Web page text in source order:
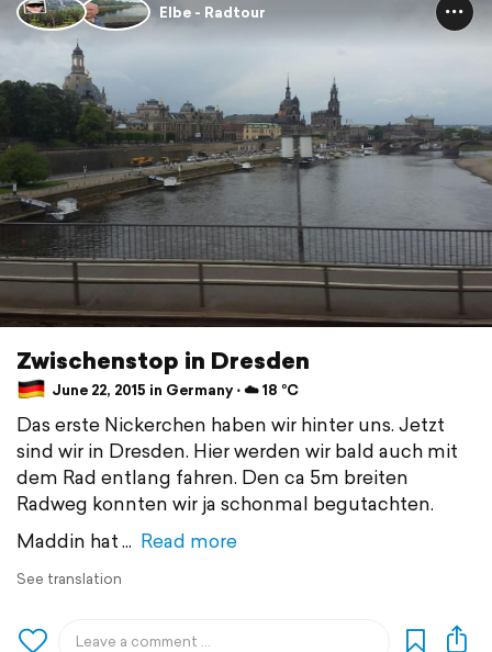
Elbe - Radtour
Zwischenstop in Dresden
June 22, 2015 in Germany ⋅ ☁️ 18 °C
Das erste Nickerchen haben wir hinter uns. Jetzt
sind wir in Dresden. Hier werden wir bald auch mit
dem Rad entlang fahren. Den ca 5m breiten
Radweg konnten wir ja schonmal begutachten.
Maddin hat
Read more
See translation